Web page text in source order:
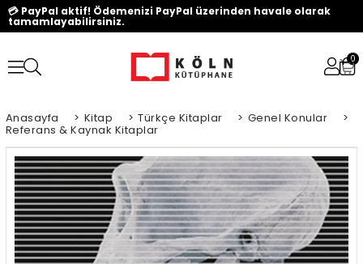
💳 PayPal aktif! Ödemenizi PayPal üzerinden havale olarak
tamamlayabilirsiniz.
0
Anasayfa > Kitap > Türkçe Kitaplar > Genel Konular >
Referans & Kaynak Kitaplar